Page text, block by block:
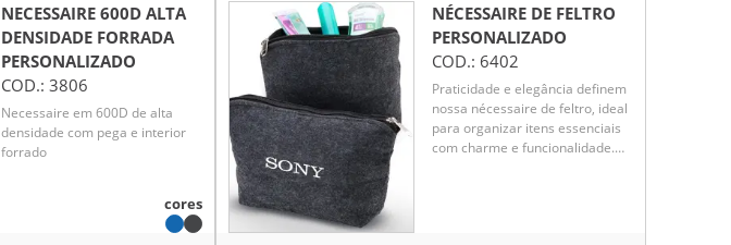
NECESSAIRE 600D ALTA
DENSIDADE FORRADA
PERSONALIZADO
COD.: 3806
Necessaire em 600D de alta
densidade com pega e interior
forrado
cores
NÉCESSAIRE DE FELTRO
PERSONALIZADO
COD.: 6402
Praticidade e elegância definem
nossa nécessaire de feltro, ideal
para organizar itens essenciais
com charme e funcionalidade.